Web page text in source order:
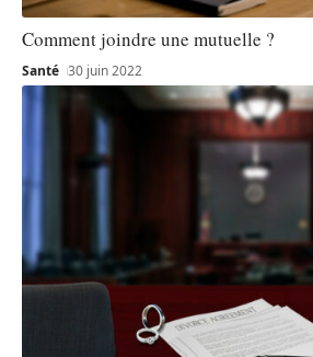
Comment joindre une mutuelle ?
Santé 30 juin 2022